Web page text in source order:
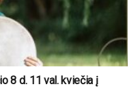
8 d. 11 val. kviečia į